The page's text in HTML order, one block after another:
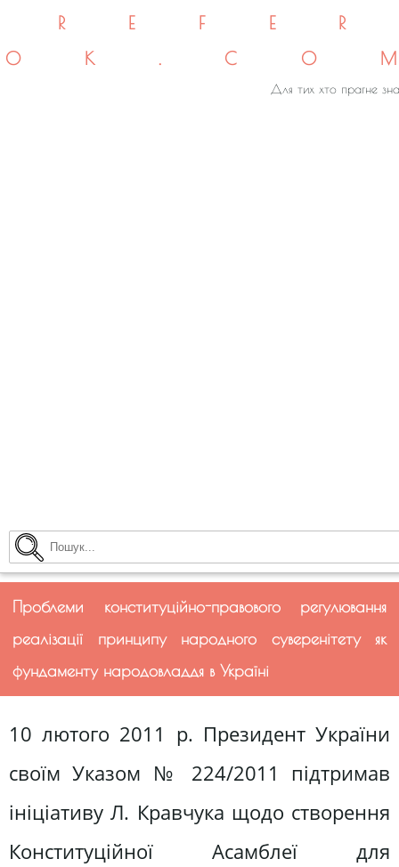
Для тих хто прагне
Проблеми конституційно-правового регулювання
реалізації принципу народного суверенітету як
фундаменту народовладдя в Україні
10 лютого 2011 р. Президент України
своїм Указом № 224/2011 підтримав
ініціативу Л. Кравчука щодо створення
Конституційної Асамблеї для